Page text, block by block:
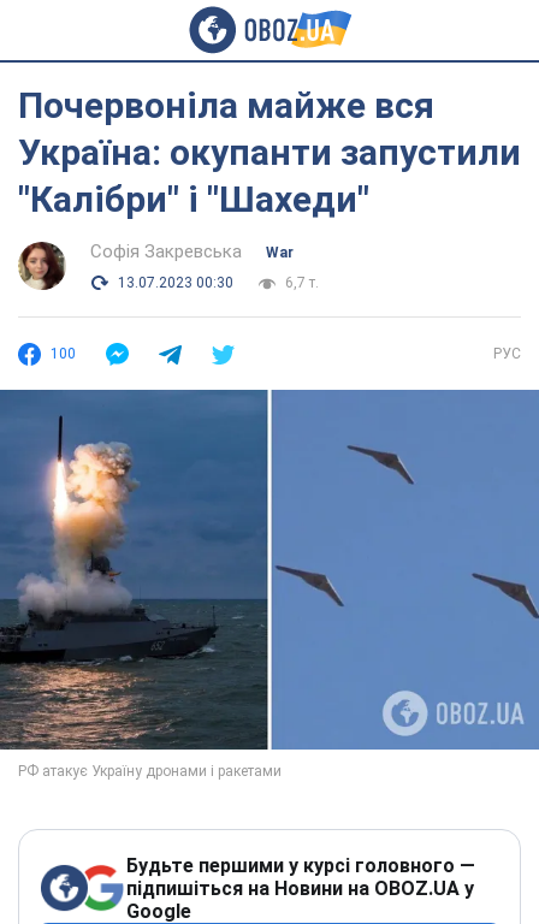
Почервоніла майже вся
Україна: окупанти запустили
"Калібри" і "Шахеди"
Софія Закревська
War
13.07.2023 00:30
6,7 т.
100 РУС
Будьте першими у курсі головного —
підпишіться на Новини на OBOZ.UA у
Google